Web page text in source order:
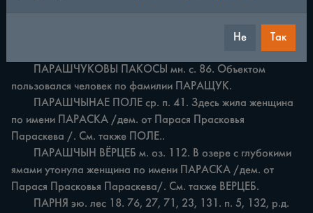
бел. рег. парахрэст 'место, где перекрещиваются дороги'.
пользовался человек по фамилии ПАРАЩУК.
по имени ПАРАСКА /дем. от Парася Прасковья
Параскева /. См. также ПОЛЕ..
ямами утонула женщина по имени ПАРАСКА /дем. от
Парася Прасковья Параскева/. См. также ВЕРЦЕБ.
Не Так